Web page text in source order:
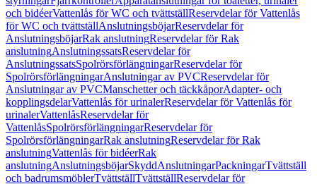
och bidéerVattenlås för WC och tvättställReservdelar för Vattenlås
för WC och tvättställAnslutningsböjarReservdelar för
AnslutningsböjarRak anslutningReservdelar för Rak
anslutningAnslutningssatsReservdelar för
AnslutningssatsSpolrörsförlängningarReservdelar för
SpolrörsförlängningarAnslutningar av PVCReservdelar för
Anslutningar av PVCManschetter och täckkåporAdapter- och
kopplingsdelarVattenlås för urinalerReservdelar för Vattenlås för
urinalerVattenlåsReservdelar för
VattenlåsSpolrörsförlängningarReservdelar för
SpolrörsförlängningarRak anslutningReservdelar för Rak
anslutningVattenlås för bidéerRak
anslutningAnslutningsböjarSkyddAnslutningarPackningarTvättställ
och badrumsmöblerTvättställTvättställReservdelar för